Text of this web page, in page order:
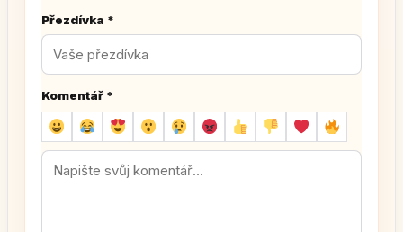
Přezdívka *
Komentář *